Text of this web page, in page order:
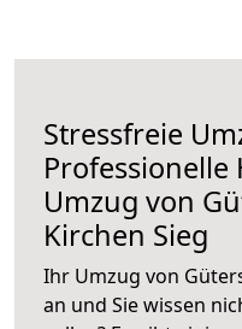
Stressfreie
Umzug von
Kirchen Sieg
Ihr Umzug von
an und Sie wissen